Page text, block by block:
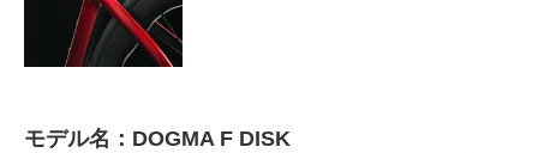
モデル名：DOGMA F DISK